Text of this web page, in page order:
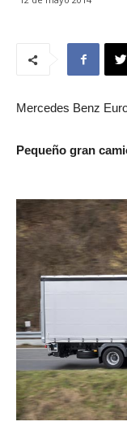
Mercedes Benz
Pequeño gran